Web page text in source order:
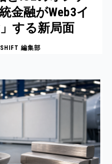
融がWeb3イ
する新局面
編集部